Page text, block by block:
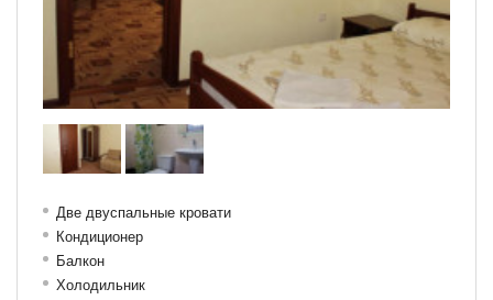
Две двуспальные кровати
Кондиционер
Балкон
Холодильник